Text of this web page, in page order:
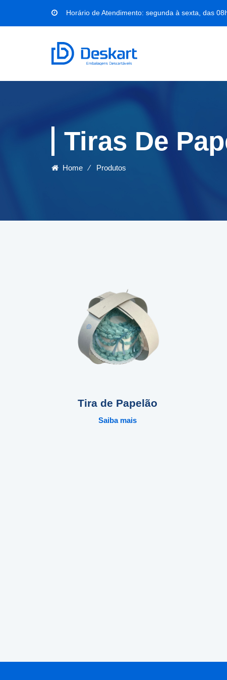
Horário de Atendimento: segunda à sexta, das
Tiras De
Home ⁄ Produtos
Tira de Papelão
Saiba mais